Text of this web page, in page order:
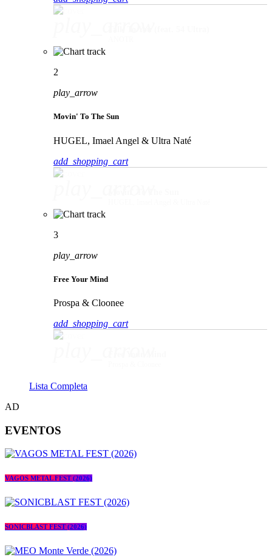
2
play_arrow
Movin' To The Sun
HUGEL, Imael Angel & Ultra Naté
add_shopping_cart
3
play_arrow
Free Your Mind
Prospa & Cloonee
add_shopping_cart
Lista Completa
AD
EVENTOS
VAGOS METAL FEST (2026)
SONICBLAST FEST (2026)